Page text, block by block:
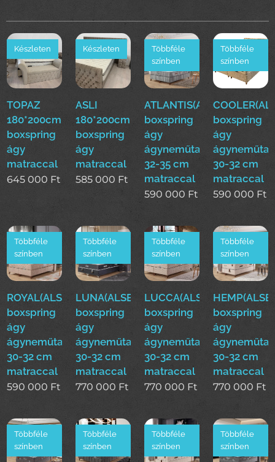
TOPAZ
180*200cm
boxspring
ágy
matraccal
Készleten
645 000 Ft
ASLI
180*200cm
boxspring
ágy
matraccal
Készleten
585 000 Ft
ATLANTIS(ALS)160*200cm
boxspring
ágy
ágyneműtartóval
32-35 cm
matraccal
Többféle
színben
590 000 Ft
boxspring
ágy
30-32 cm
matraccal
Többféle
színben
590 000 Ft
ROYAL(ALS)160*200cm
boxspring
ágy
ágyneműtartóval
30-32 cm
matraccal
Többféle
színben
590 000 Ft
LUNA(ALSE)160*200cm
boxspring
ágy
ágyneműtartóval
30-32 cm
matraccal
Többféle
színben
770 000 Ft
LUCCA(ALSE)160*200cm
boxspring
ágy
ágyneműtartóval
30-32 cm
matraccal
Többféle
színben
770 000 Ft
boxspring
ágy
30-32 cm
matraccal
Többféle
színben
770 000 Ft
Többféle
színben
Többféle
színben
Többféle
színben
Többféle
színben